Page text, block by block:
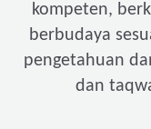
kompeten,
berbudaya
pengetahuan
dan